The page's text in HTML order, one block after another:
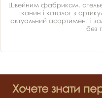
Швейним фабрикам,
тканин і каталог з
актуальний асортимент і
без
Хочете знати